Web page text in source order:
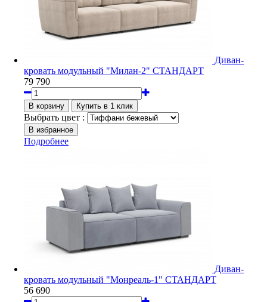
Диван-
кровать модульный "Милан-2" СТАНДАРТ
79 790
Выбрать цвет :
Подробнее
Диван-
кровать модульный "Монреаль-1" СТАНДАРТ
56 690